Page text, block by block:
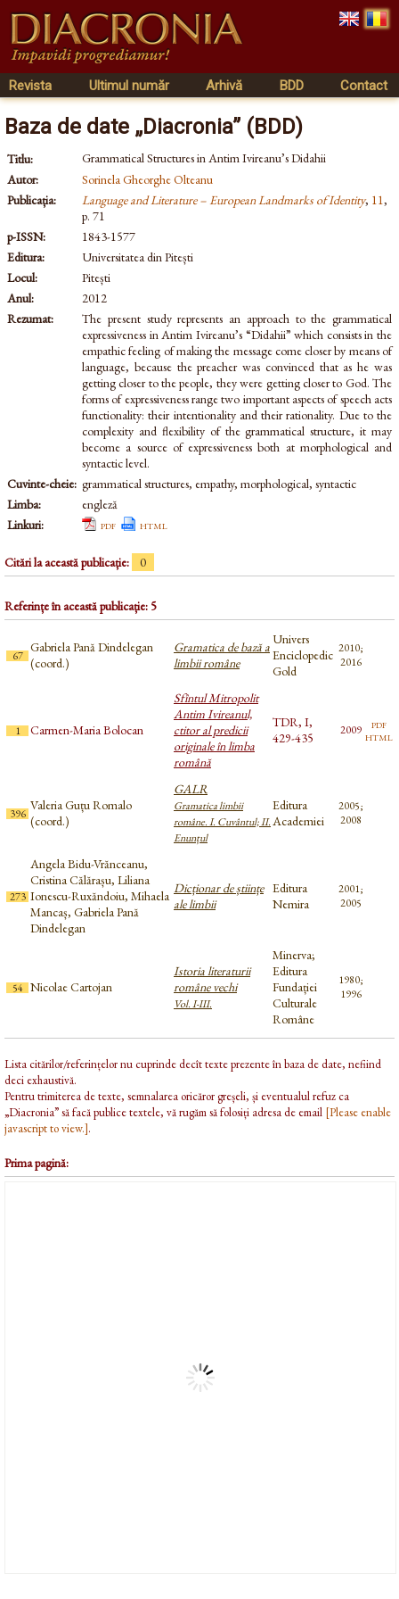
Revista Ultimul număr Arhivă BDD Contact
Baza de date „Diacronia” (BDD)
Titlu:
Grammatical Structures in Antim Ivireanu’s Didahii
Autor:
Sorinela Gheorghe Olteanu
Publicația:
Language and Literature – European Landmarks of Identity, 11,
p. 71
p-ISSN:
1843-1577
Editura:
Universitatea din Pitești
Locul:
Pitești
Anul:
2012
Rezumat:
The present study represents an approach to the grammatical
expressiveness in Antim Ivireanu’s “Didahii” which consists in the
empathic feeling of making the message come closer by means of
language, because the preacher was convinced that as he was
getting closer to the people, they were getting closer to God. The
forms of expressiveness range two important aspects of speech acts
functionality: their intentionality and their rationality. Due to the
complexity and flexibility of the grammatical structure, it may
become a source of expressiveness both at morphological and
syntactic level.
Cuvinte-cheie: grammatical structures, empathy, morphological, syntactic
Limba:
engleză
Linkuri:
pdf html
Citări la această publicație: 0
Referințe în această publicație: 5
67
Gabriela Pană Dindelegan
(coord.)
Gramatica de bază a
limbii române
Univers
Enciclopedic
Gold
2010;
2016
1 Carmen-Maria Bolocan
Sfîntul Mitropolit
Antim Ivireanul,
ctitor al predicii
originale în limba
română
TDR, I,
429-435
2009 pdf
html
396
Valeria Guțu Romalo
(coord.)
GALR
Gramatica limbii
române. I. Cuvântul; II.
Enunțul
Editura
Academiei
2005;
2008
273
Angela Bidu-Vrănceanu,
Cristina Călărașu, Liliana
Ionescu-Ruxăndoiu, Mihaela
Mancaș, Gabriela Pană
Dindelegan
Dicționar de științe
ale limbii
Editura
Nemira
2001;
2005
54 Nicolae Cartojan
Istoria literaturii
române vechi
Vol. I-III.
Minerva;
Editura
Fundației
Culturale
Române
1980;
1996
Lista citărilor/referințelor nu cuprinde decît texte prezente în baza de date, nefiind
deci exhaustivă.
Pentru trimiterea de texte, semnalarea oricăror greșeli, și eventualul refuz ca
„Diacronia” să facă publice textele, vă rugăm să folosiți adresa de email [Please enable
javascript to view.].
Prima pagină: